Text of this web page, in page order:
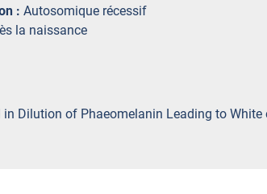
: Autosomique récessif
la naissance
Dilution of Phaeomelanin Leading to White